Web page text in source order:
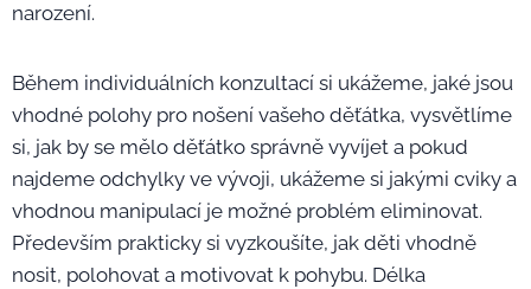
narození.
Během individuálních konzultací si ukážeme, jaké jsou
vhodné polohy pro nošení vašeho děťátka, vysvětlíme
si, jak by se mělo děťátko správně vyvíjet a pokud
najdeme odchylky ve vývoji, ukážeme si jakými cviky a
vhodnou manipulací je možné problém eliminovat.
Především prakticky si vyzkoušíte, jak děti vhodně
nosit, polohovat a motivovat k pohybu. Délka